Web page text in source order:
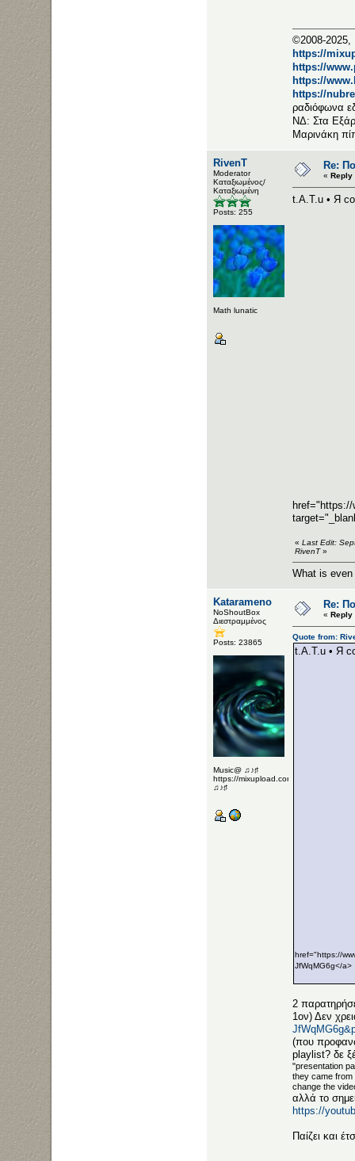
©2008-2025,
https://
https://
https://
https://
ραδιόφωνα
ΝΔ: Στα
Μαρινάκη
RivenT
Moderator
Καταξιωμένος/
Καταξιωμένη
Posts: 255
Math lunatic
Re:
« Reply
t.A.T.u • Я
« Last Edit:
RivenT»
What is even
Katarameno
NoShoutBox
Διεστραμμένος
Posts: 23865
Music@ ♫♪♯
https://mixupload.com/u/Katarameno/
♫♪♯
Re:
« Reply
Quote from:
t.A.T.u • Я
href="https://
JfWqMG6g</a>
2
1ον) Δεν
(που
playlist? δε
"presentation
they came from
change the
αλλά το
https://
Παίζει και